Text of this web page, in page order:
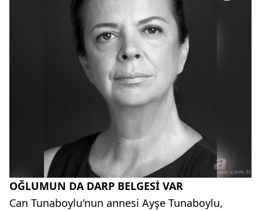
OĞLUMUN DA DARP BELGESİ VAR
Can Tunaboylu'nun annesi Ayşe Tunaboylu,